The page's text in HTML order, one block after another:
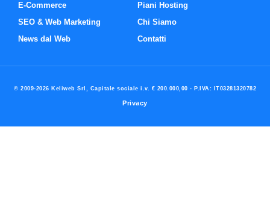
E-Commerce
SEO & Web Marketing
News dal Web
Piani Hosting
Chi Siamo
Contatti
© 2009-2026 Keliweb Srl, Capitale sociale i.v. € 200.000,00 - P.IVA: IT03281320782
Privacy